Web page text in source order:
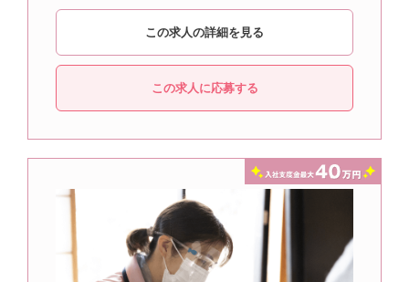
この求人の詳細を見る
この求人に応募する